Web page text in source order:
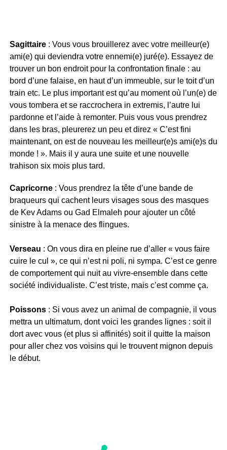
Sagittaire: Vous vous brouillerez avec votre meilleur(e)
ami(e) qui deviendra votre ennemi(e) juré(e). Essayez de
trouver un bon endroit pour la confrontation finale : au
bord d’une falaise, en haut d’un immeuble, sur le toit d’un
train etc. Le plus important est qu’au moment où l’un(e) de
vous tombera et se raccrochera in extremis, l’autre lui
pardonne et l’aide à remonter. Puis vous vous prendrez
dans les bras, pleurerez un peu et direz « C’est fini
maintenant, on est de nouveau les meilleur(e)s ami(e)s du
monde ! ». Mais il y aura une suite et une nouvelle
trahison six mois plus tard.
Capricorne : Vous prendrez la tête d’une bande de
braqueurs qui cachent leurs visages sous des masques
de Kev Adams ou Gad Elmaleh pour ajouter un côté
sinistre à la menace des flingues.
Verseau : On vous dira en pleine rue d’aller « vous faire
cuire le cul », ce qui n’est ni poli, ni sympa. C’est ce genre
de comportement qui nuit au vivre-ensemble dans cette
société individualiste. C’est triste, mais c’est comme ça.
Poissons: Si vous avez un animal de compagnie, il vous
mettra un ultimatum, dont voici les grandes lignes : soit il
dort avec vous (et plus si affinités) soit il quitte la maison
pour aller chez vos voisins qui le trouvent mignon depuis
le début.